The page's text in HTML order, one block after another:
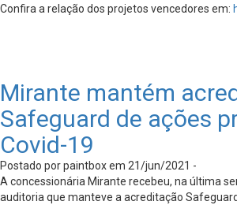
Confira a relação dos projetos vencedores em:
Mirante mantém
Safeguard de ações
Covid-19
Postado por paintbox em 21/jun/2021 -
A concessionária Mirante recebeu, na última
auditoria que manteve a acreditação